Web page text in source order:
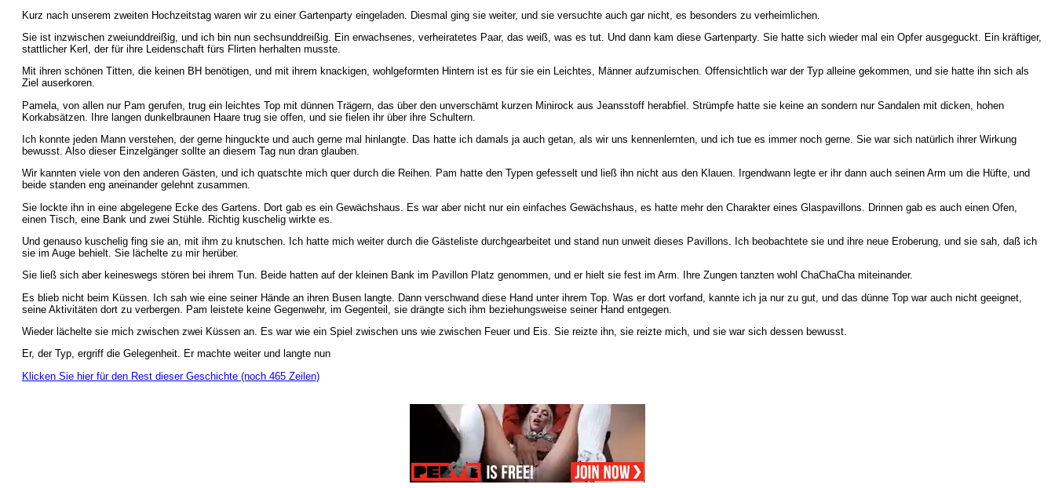
Kurz nach unserem zweiten Hochzeitstag waren wir zu einer Gartenparty eingeladen. Diesmal ging sie weiter, und sie versuchte auch gar nicht, es besonders zu verheimlichen.
Sie ist inzwischen zweiunddreißig, und ich bin nun sechsunddreißig. Ein erwachsenes, verheiratetes Paar, das weiß, was es tut. Und dann kam diese Gartenparty. Sie hatte sich wieder mal ein Opfer ausgeguckt. Ein kräftiger,
stattlicher Kerl, der für ihre Leidenschaft fürs Flirten herhalten musste.
Mit ihren schönen Titten, die keinen BH benötigen, und mit ihrem knackigen, wohlgeformten Hintern ist es für sie ein Leichtes, Männer aufzumischen. Offensichtlich war der Typ alleine gekommen, und sie hatte ihn sich als
Ziel auserkoren.
Pamela, von allen nur Pam gerufen, trug ein leichtes Top mit dünnen Trägern, das über den unverschämt kurzen Minirock aus Jeansstoff herabfiel. Strümpfe hatte sie keine an sondern nur Sandalen mit dicken, hohen
Korkabsätzen. Ihre langen dunkelbraunen Haare trug sie offen, und sie fielen ihr über ihre Schultern.
Ich konnte jeden Mann verstehen, der gerne hinguckte und auch gerne mal hinlangte. Das hatte ich damals ja auch getan, als wir uns kennenlernten, und ich tue es immer noch gerne. Sie war sich natürlich ihrer Wirkung
bewusst. Also dieser Einzelgänger sollte an diesem Tag nun dran glauben.
Wir kannten viele von den anderen Gästen, und ich quatschte mich quer durch die Reihen. Pam hatte den Typen gefesselt und ließ ihn nicht aus den Klauen. Irgendwann legte er ihr dann auch seinen Arm um die Hüfte, und
beide standen eng aneinander gelehnt zusammen.
Sie lockte ihn in eine abgelegene Ecke des Gartens. Dort gab es ein Gewächshaus. Es war aber nicht nur ein einfaches Gewächshaus, es hatte mehr den Charakter eines Glaspavillons. Drinnen gab es auch einen Ofen,
einen Tisch, eine Bank und zwei Stühle. Richtig kuschelig wirkte es.
Und genauso kuschelig fing sie an, mit ihm zu knutschen. Ich hatte mich weiter durch die Gästeliste durchgearbeitet und stand nun unweit dieses Pavillons. Ich beobachtete sie und ihre neue Eroberung, und sie sah, daß ich
sie im Auge behielt. Sie lächelte zu mir herüber.
Sie ließ sich aber keineswegs stören bei ihrem Tun. Beide hatten auf der kleinen Bank im Pavillon Platz genommen, und er hielt sie fest im Arm. Ihre Zungen tanzten wohl ChaChaCha miteinander.
Es blieb nicht beim Küssen. Ich sah wie eine seiner Hände an ihren Busen langte. Dann verschwand diese Hand unter ihrem Top. Was er dort vorfand, kannte ich ja nur zu gut, und das dünne Top war auch nicht geeignet,
seine Aktivitäten dort zu verbergen. Pam leistete keine Gegenwehr, im Gegenteil, sie drängte sich ihm beziehungsweise seiner Hand entgegen.
Wieder lächelte sie mich zwischen zwei Küssen an. Es war wie ein Spiel zwischen uns wie zwischen Feuer und Eis. Sie reizte ihn, sie reizte mich, und sie war sich dessen bewusst.
Er, der Typ, ergriff die Gelegenheit. Er machte weiter und langte nun
Klicken Sie hier für den Rest dieser Geschichte (noch 465 Zeilen)